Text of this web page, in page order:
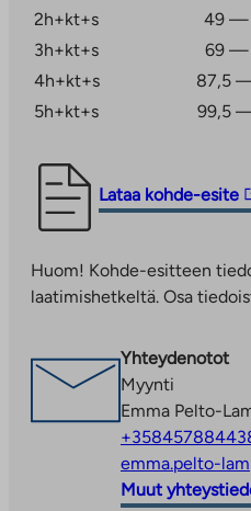
Alueella on päiväkoti ja
matkaa on noin neljä
kilometriä.
2h+kt+s
49 —
3h+kt+s
69 —
4h+kt+s
87,5
5h+kt+s
99,5
Lataa kohde-esite
Linkki
vie
palveluun.
Linkki
uuteen
välilehteen
Huom! Kohde-esitteen
laatimishetkeltä. Osa
Yhteydenotot
Myynti
Emma Pelto-
emma.pelto-
Muut